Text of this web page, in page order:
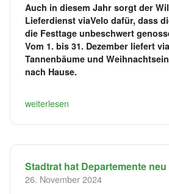
Auch in diesem Jahr sorgt der
Lieferdienst viaVelo dafür, dass
die Festtage unbeschwert
Vom 1. bis 31. Dezember liefert
Tannenbäume und
nach Hause.
weiterlesen
Stadtrat hat Departemente
26. November 2024